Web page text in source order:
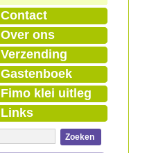
Contact
Over ons
Verzending
Gastenboek
Fimo klei uitleg
Links
Zoeken